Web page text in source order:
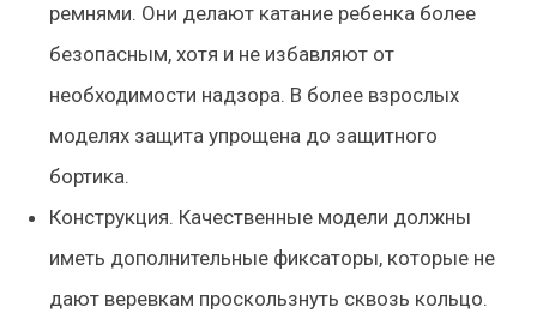
ремнями. Они делают катание ребенка более
безопасным, хотя и не избавляют от
необходимости надзора. В более взрослых
моделях защита упрощена до защитного
бортика.
Конструкция. Качественные модели должны
иметь дополнительные фиксаторы, которые не
дают веревкам проскользнуть сквозь кольцо.